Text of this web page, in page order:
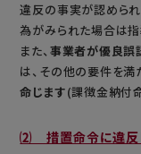
違反の事実が認めら
為がみられた場合は指
また、事業者が優良誤
は、その他の要件を満
命じます(課徴金納付
⑵ 措置命令に違反